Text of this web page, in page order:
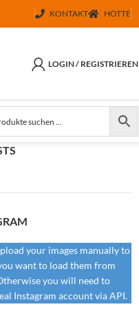
KONTAKT HÖTTE
LOGIN / REGISTRIEREN
your images manually to
want to load them from
you will need to
Instagram account via API.